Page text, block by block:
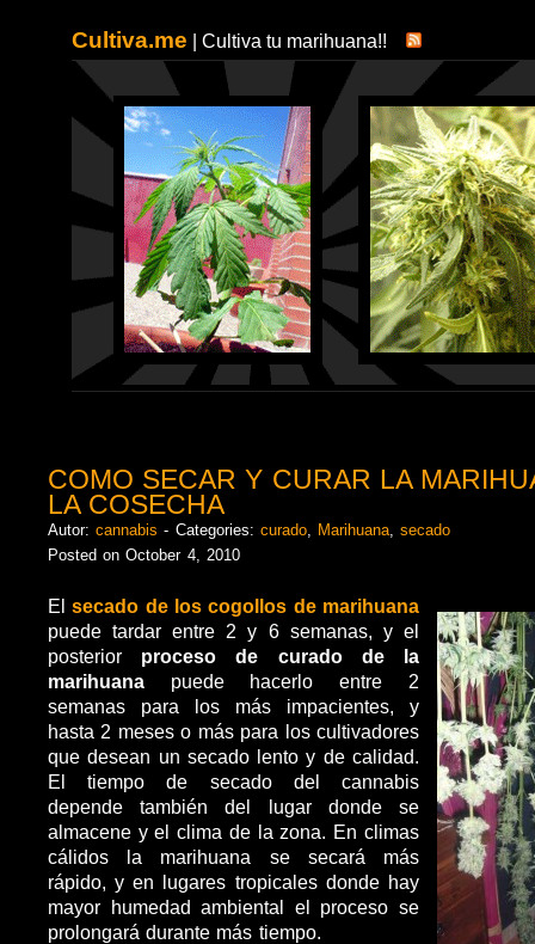
Cultiva.me | Cultiva tu marihuana!!
COMO SECAR Y CURAR LA
LA COSECHA
Autor:cannabis - Categories: curado, Marihuana ,secado
Posted on October 4, 2010
Elsecado de los cogollos de marihuana
puede tardar entre 2 y 6 semanas, y el
posterior proceso de curado de la
marihuana puede hacerlo entre 2
semanas para los más impacientes, y
hasta 2 meses o más para los cultivadores
que desean un secado lento y de calidad.
El tiempo de secado del cannabis
depende también del lugar donde se
almacene y el clima de la zona. En climas
cálidos la marihuana se secará más
rápido, y en lugares tropicales donde hay
mayor humedad ambiental el proceso se
prolongará durante más tiempo.